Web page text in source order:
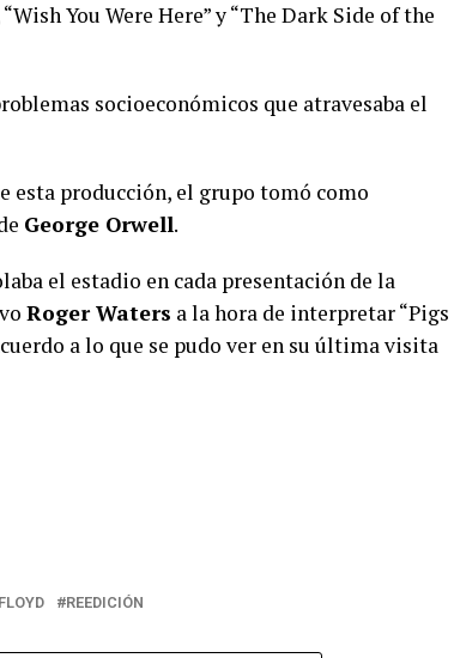
You Were Here” y “The Dark Side of the
socioeconómicos que atravesaba el
esta producción, el grupo tomó como
George Orwell.
el estadio en cada presentación de la
Roger Waters a la hora de interpretar “Pigs
a lo que se pudo ver en su última visita
REEDICIÓN